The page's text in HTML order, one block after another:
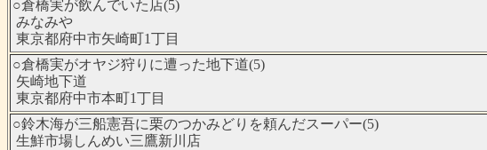
○倉橋実が飲んでいた店(5)
みなみや
東京都府中市矢崎町1丁目
○倉橋実がオヤジ狩りに遭った地下道(5)
矢崎地下道
東京都府中市本町1丁目
○鈴木海が三船憲吾に栗のつかみどりを頼んだスーパー(5)
生鮮市場しんめい三鷹新川店